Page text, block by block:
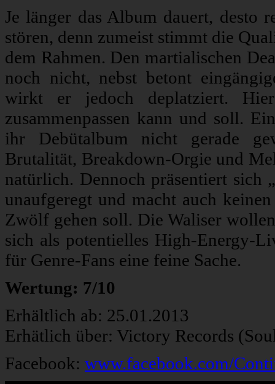
Je länger das Album dauert, desto
stören, denn zumeist stimmt die
dem Rahmen. Den martialischen
noch nicht, nebst betont
wirkt er jedoch deplatziert.
zusammenpassen kann und soll.
ihr Debütalbum nicht gerade
Brutalität, Breakdown-Orgie und
natürlich. Dennoch präsentiert sich
unaufgeregt und macht auch
Zwölf gehen soll. Die Waliser
sich als potentielles High-Energy-
für Genre-Fans eine feine Sache.
Wertung: 7/10
Erhältlich ab: 25.01.2013
Erhätlich über: Victory Records
Facebook: www.facebook.com/